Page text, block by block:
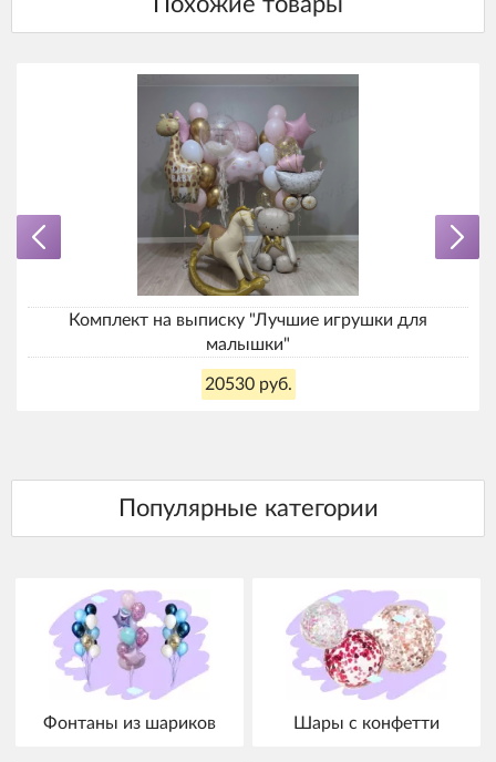
Комплект на выписку "Лучшие игрушки для
малышки"
20530 руб.
Фонтаны из шариков Шары с конфетти